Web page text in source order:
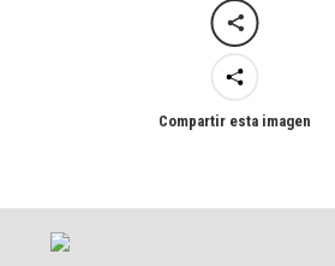
Compartir esta imagen